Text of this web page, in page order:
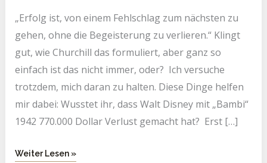
„Erfolg ist, von einem Fehlschlag zum nächsten zu
gehen, ohne die Begeisterung zu verlieren.“ Klingt
gut, wie Churchill das formuliert, aber ganz so
einfach ist das nicht immer, oder? Ich versuche
trotzdem, mich daran zu halten. Diese Dinge helfen
mir dabei: Wusstet ihr, dass Walt Disney mit „Bambi“
1942 770.000 Dollar Verlust gemacht hat? Erst […]
Weiter Lesen »